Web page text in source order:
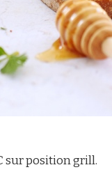
sur position grill.